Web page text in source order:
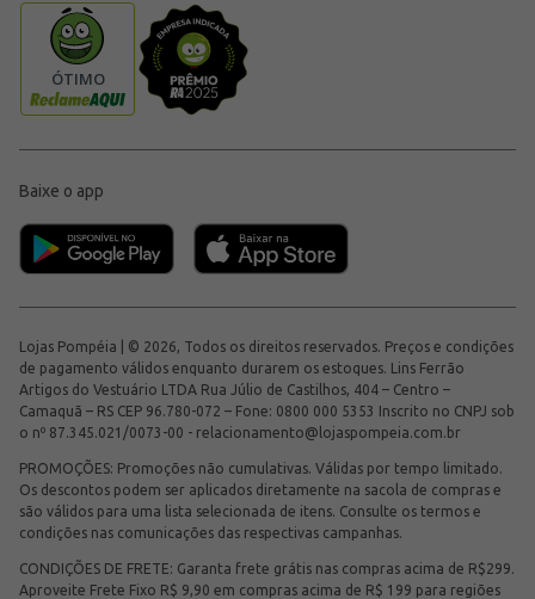
Baixe o app
Lojas Pompéia | © 2026, Todos os direitos reservados. Preços e condições
de pagamento válidos enquanto durarem os estoques. Lins Ferrão
Artigos do Vestuário LTDA Rua Júlio de Castilhos, 404 – Centro –
Camaquã – RS CEP 96.780-072 – Fone: 0800 000 5353 Inscrito no CNPJ sob
o nº 87.345.021/0073-00 - relacionamento@lojaspompeia.com.br
PROMOÇÕES: Promoções não cumulativas. Válidas por tempo limitado.
Os descontos podem ser aplicados diretamente na sacola de compras e
são válidos para uma lista selecionada de itens. Consulte os termos e
condições nas comunicações das respectivas campanhas.
CONDIÇÕES DE FRETE: Garanta frete grátis nas compras acima de R$299.
Aproveite Frete Fixo R$ 9,90 em compras acima de R$ 199 para regiões